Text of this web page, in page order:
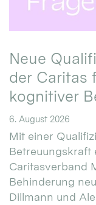
Neue
der Caritas
kognitiver
6. August 2026
Mit einer
Betreuungskraft
Caritasverband
Behinderung
Dillmann und